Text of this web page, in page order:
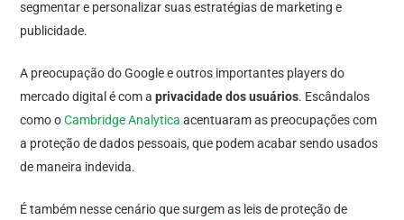
segmentar e personalizar suas estratégias de marketing e
publicidade.
A preocupação do Google e outros importantes players do
mercado digital é com aprivacidade dos usuários. Escândalos
como oCambridge Analytica acentuaram as preocupações com
a proteção de dados pessoais, que podem acabar sendo usados
de maneira indevida.
É também nesse cenário que surgem as leis de proteção de